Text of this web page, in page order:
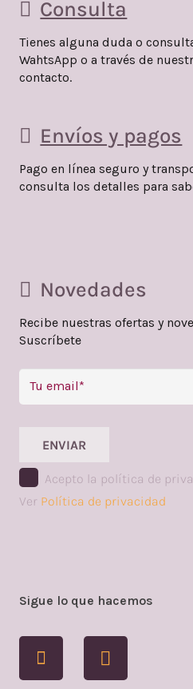
Consulta
Tienes alguna duda o
WahtsApp o a través de
contacto.
Envíos y pagos
Pago en línea seguro y
consulta los detalles para
Novedades
Recibe nuestras ofertas y
Suscríbete
ENVIAR
Acepto la política de
Ver Política de privacidad
Sigue lo que hacemos